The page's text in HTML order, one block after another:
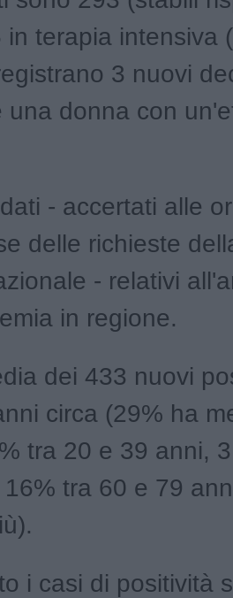
in terapia intensiva
3 nuovi
una donna con
- accertati alle
delle richieste
- relativi
in regione.
dei 433 nuovi
circa (29% ha
tra 20 e 39 anni,
tra 60 e 79
i casi di positività